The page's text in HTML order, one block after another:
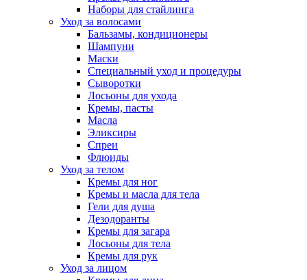
Наборы для стайлинга
Уход за волосами
Бальзамы, кондиционеры
Шампуни
Маски
Специальный уход и процедуры
Сыворотки
Лосьоны для ухода
Кремы, пасты
Масла
Эликсиры
Спреи
Флюиды
Уход за телом
Кремы для ног
Кремы и масла для тела
Гели для душа
Дезодоранты
Кремы для загара
Лосьоны для тела
Кремы для рук
Уход за лицом